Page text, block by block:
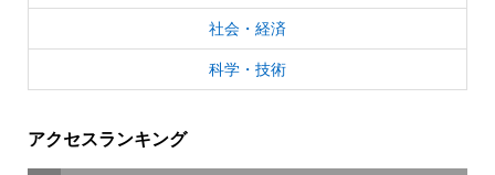
社会・経済
科学・技術
アクセスランキング